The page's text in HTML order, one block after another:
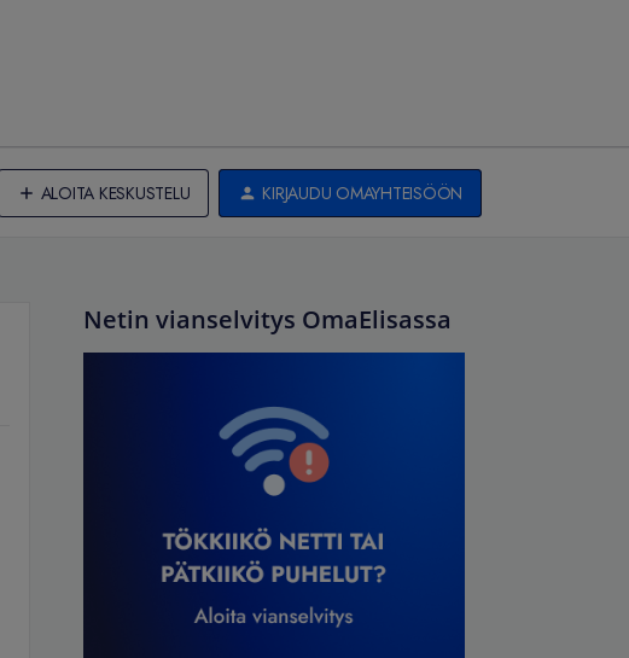
ALOITA KESKUSTELU KIRJAUDU OMAYHTEISÖÖN
Netin vianselvitys OmaElisassa